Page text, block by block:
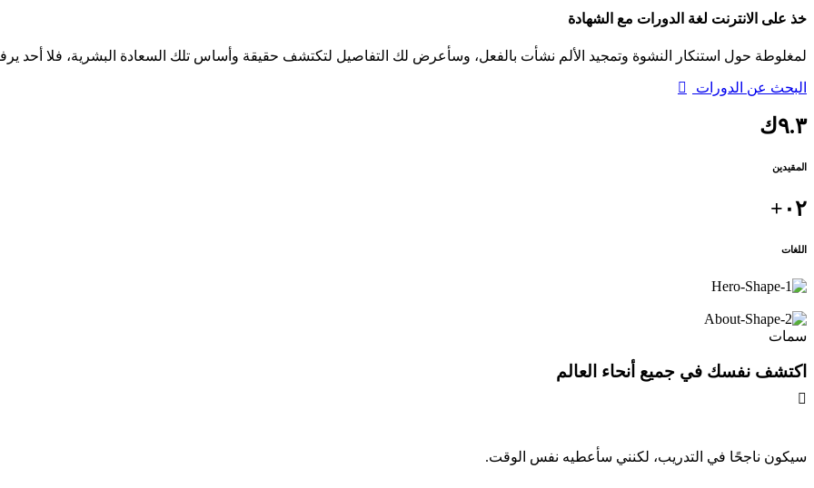
خذ على الانترنت لغة الدورات مع الشهادة
لمغلوطة حول استنكار النشوة وتمجيد الألم نشأت بالفعل، وسأعرض لك التفاصيل لتكتشف حقيقة وأساس تلك السعادة البشرية، فلا أحد
البحث عن الدورات
٩.٣ك
المقيدين
٠٢+
اللغات
سمات
اكتشف نفسك في جميع أنحاء العالم
سيكون ناجحًا في التدريب، لكنني سأعطيه نفس الوقت.